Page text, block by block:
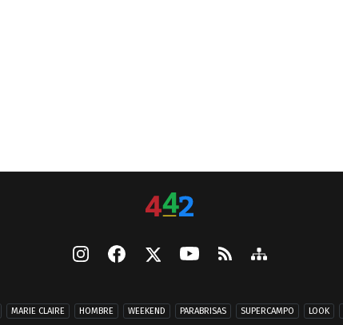
MARIE CLAIRE HOMBRE WEEKEND PARABRISAS SUPERCAMPO LOOK